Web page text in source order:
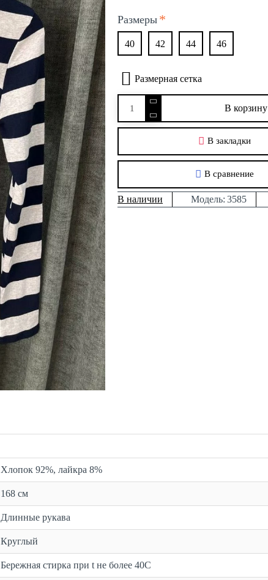
В наличии Модель: 3585
Размеры
40 42 44 46
В корзину
В закладки
В сравнение
Размерная сетка
Хлопок 92%, лайкра 8%
168 см
Длинные рукава
Круглый
Бережная стирка при t не более 40С